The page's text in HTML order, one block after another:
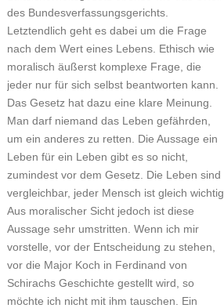
des Bundesverfassungsgerichts.
Letztendlich geht es dabei um die Frage
nach dem Wert eines Lebens. Ethisch wie
moralisch äußerst komplexe Frage, die
jeder nur für sich selbst beantworten kann.
Das Gesetz hat dazu eine klare Meinung.
Man darf niemand das Leben gefährden,
um ein anderes zu retten. Die Aussage ein
Leben für ein Leben gibt es so nicht,
zumindest vor dem Gesetz. Die Leben sind
vergleichbar, jeder Mensch ist gleich wichtig.
Aus moralischer Sicht jedoch ist diese
Aussage sehr umstritten. Wenn ich mir
vorstelle, vor der Entscheidung zu stehen,
vor die Major Koch in Ferdinand von
Schirachs Geschichte gestellt wird, so
möchte ich nicht mit ihm tauschen. Ein